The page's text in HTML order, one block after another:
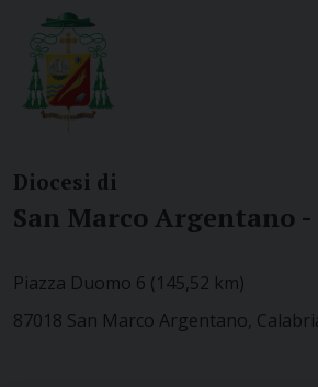
Diocesi di
San Marco Argentano -
Piazza Duomo 6 (145,52 km)
87018 San Marco Argentano,